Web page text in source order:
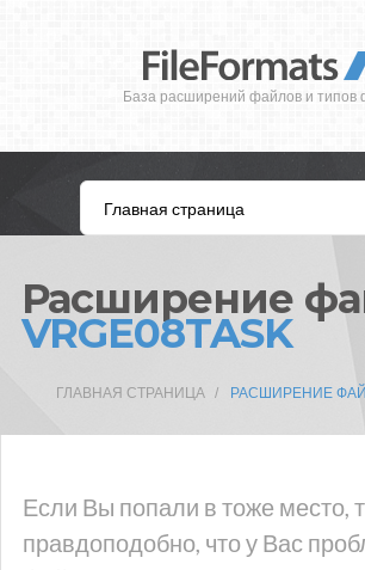
База расширений файлов и типов
Расширение
VRGE08TASK
ГЛАВНАЯ СТРАНИЦА РАСШИРЕНИЕ
Если Вы попали в тоже место,
правдоподобно, что у Вас